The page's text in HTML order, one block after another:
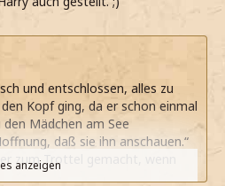
und entschlossen, alles zu
Kopf ging, da er schon einmal
Mädchen am See
daß sie ihn anschauen.“
zum Trottel gemacht, wenn
„er konnte einfach
anzeigen